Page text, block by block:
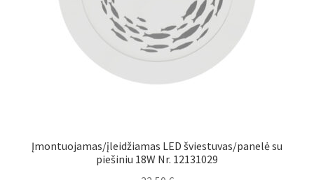
Įmontuojamas/įleidžiamas LED šviestuvas/panelė su
piešiniu 18W Nr. 12131029